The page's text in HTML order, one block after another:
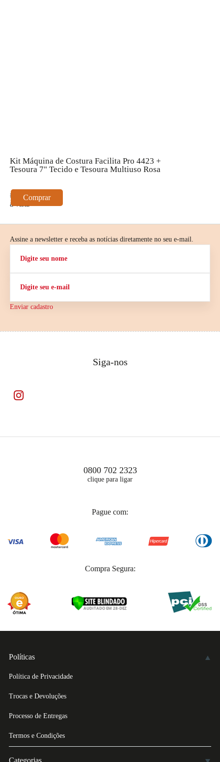
Kit Máquina de Costura Facilita Pro 4423 +
Tesoura 7" Tecido e Tesoura Multiuso Rosa
R$ 2.097,90
à vista
Comprar
Assine a newsletter e receba as notícias diretamente no seu e-mail.
Enviar cadastro
Siga-nos
0800 702 2323
clique para ligar
Pague com:
Compra Segura:
Políticas
Política de Privacidade
Trocas e Devoluções
Processo de Entregas
Termos e Condições
Categorias